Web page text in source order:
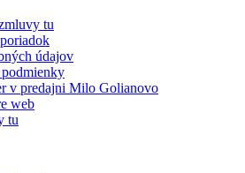
tu
údajov
v predajni Milo Golianovo
web
tu